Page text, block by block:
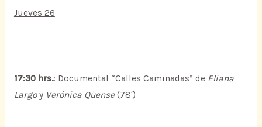
Jueves 26
17:30 hrs.: Documental “Calles Caminadas” de Eliana
Largoy Verónica Qüense(78′)